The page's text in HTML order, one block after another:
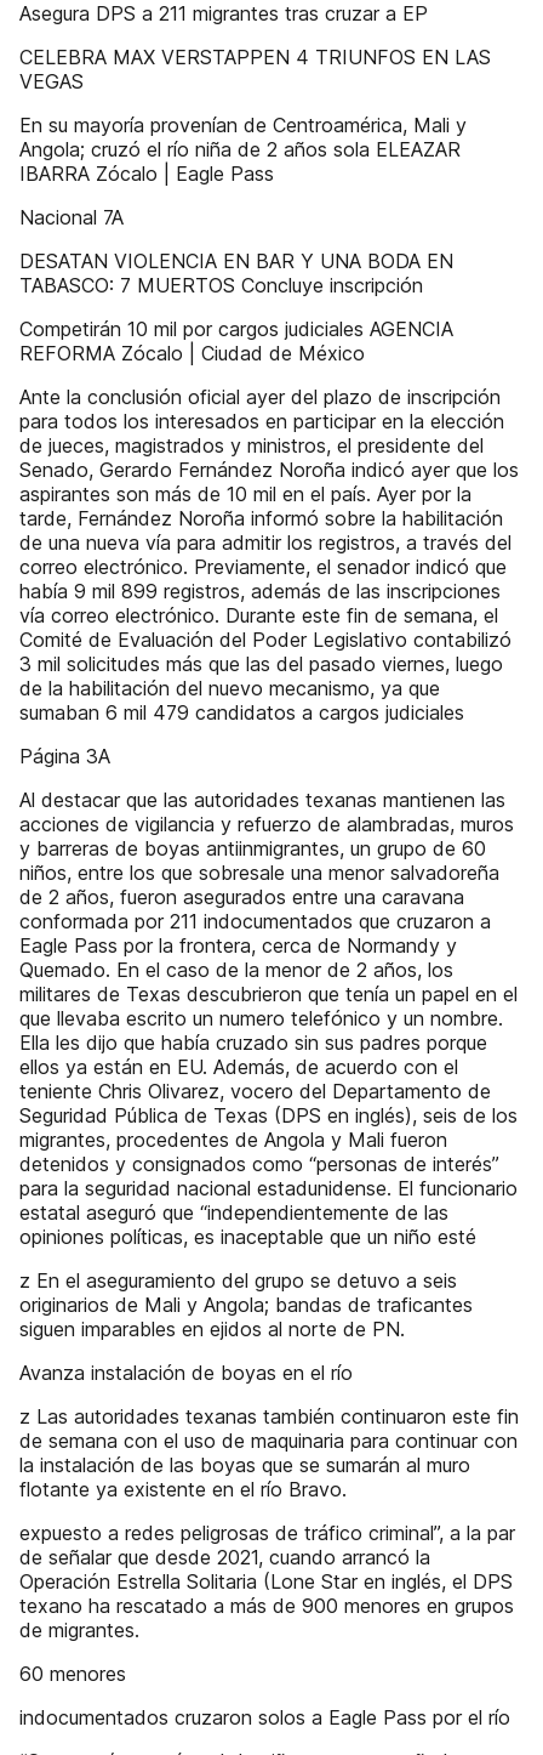
Asegura DPS a 211 migrantes tras cruzar a EP
CELEBRA MAX VERSTAPPEN 4 TRIUNFOS EN LAS
VEGAS
En su mayoría provenían de Centroamérica, Mali y
Angola; cruzó el río niña de 2 años sola ELEAZAR
IBARRA Zócalo | Eagle Pass
Nacional 7A
DESATAN VIOLENCIA EN BAR Y UNA BODA EN
TABASCO: 7 MUERTOS Concluye inscripción
Competirán 10 mil por cargos judiciales AGENCIA
REFORMA Zócalo | Ciudad de México
Ante la conclusión oficial ayer del plazo de inscripción
para todos los interesados en participar en la elección
de jueces, magistrados y ministros, el presidente del
Senado, Gerardo Fernández Noroña indicó ayer que los
aspirantes son más de 10 mil en el país. Ayer por la
tarde, Fernández Noroña informó sobre la habilitación
de una nueva vía para admitir los registros, a través del
correo electrónico. Previamente, el senador indicó que
había 9 mil 899 registros, además de las inscripciones
vía correo electrónico. Durante este fin de semana, el
Comité de Evaluación del Poder Legislativo contabilizó
3 mil solicitudes más que las del pasado viernes, luego
de la habilitación del nuevo mecanismo, ya que
sumaban 6 mil 479 candidatos a cargos judiciales
Página 3A
Al destacar que las autoridades texanas mantienen las
acciones de vigilancia y refuerzo de alambradas, muros
y barreras de boyas antiinmigrantes, un grupo de 60
niños, entre los que sobresale una menor salvadoreña
de 2 años, fueron asegurados entre una caravana
conformada por 211 indocumentados que cruzaron a
Eagle Pass por la frontera, cerca de Normandy y
Quemado. En el caso de la menor de 2 años, los
militares de Texas descubrieron que tenía un papel en el
que llevaba escrito un numero telefónico y un nombre.
Ella les dijo que había cruzado sin sus padres porque
ellos ya están en EU. Además, de acuerdo con el
teniente Chris Olivarez, vocero del Departamento de
Seguridad Pública de Texas (DPS en inglés), seis de los
migrantes, procedentes de Angola y Mali fueron
detenidos y consignados como “personas de interés”
para la seguridad nacional estadunidense. El funcionario
estatal aseguró que “independientemente de las
opiniones políticas, es inaceptable que un niño esté
z En el aseguramiento del grupo se detuvo a seis
originarios de Mali y Angola; bandas de traficantes
siguen imparables en ejidos al norte de PN.
Avanza instalación de boyas en el río
z Las autoridades texanas también continuaron este fin
de semana con el uso de maquinaria para continuar con
la instalación de las boyas que se sumarán al muro
flotante ya existente en el río Bravo.
expuesto a redes peligrosas de tráfico criminal”, a la par
de señalar que desde 2021, cuando arrancó la
Operación Estrella Solitaria (Lone Star en inglés, el DPS
texano ha rescatado a más de 900 menores en grupos
de migrantes.
60 menores
indocumentados cruzaron solos a Eagle Pass por el río